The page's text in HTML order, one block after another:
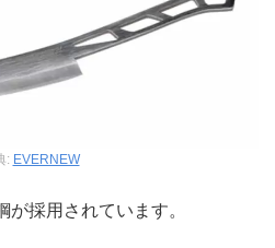
: EVERNEW
採用されています。